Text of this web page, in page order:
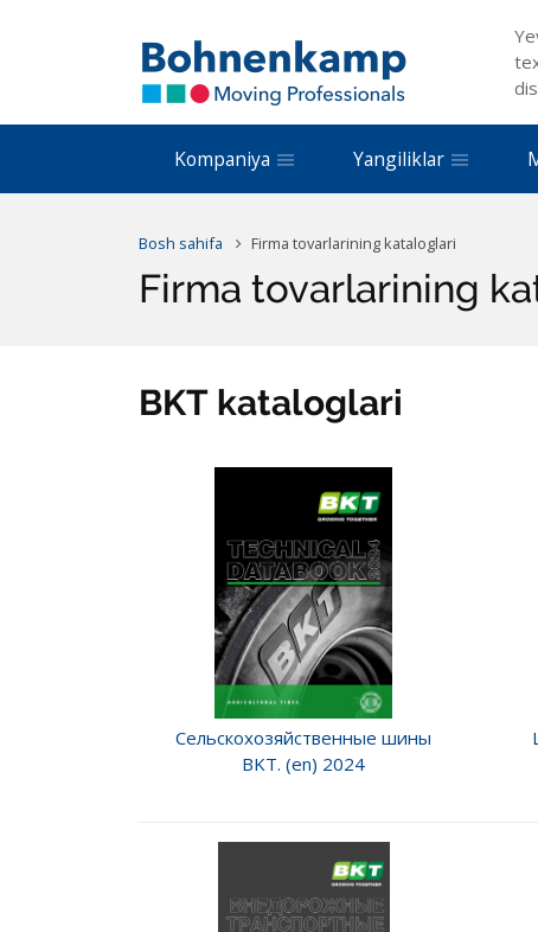
Kompaniya Yangiliklar
Bosh sahifa Firma tovarlarining kataloglari
Firma tovarlarining
BKT kataloglari
Сельскохозяйственные шины
BKT. (en) 2024